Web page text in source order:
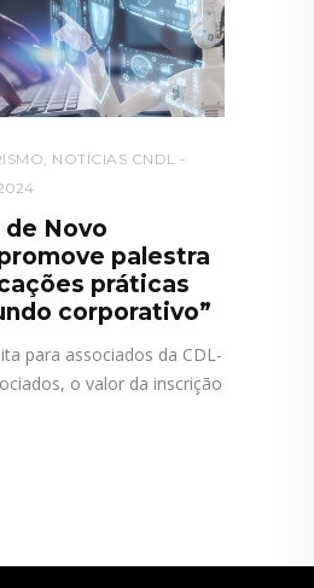
NOTÍCIAS CNDL
de Novo
palestra
práticas
corporativo”
para associados da CDL-
o valor da inscrição